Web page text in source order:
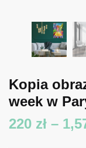
Kopia
week w
220 zł –